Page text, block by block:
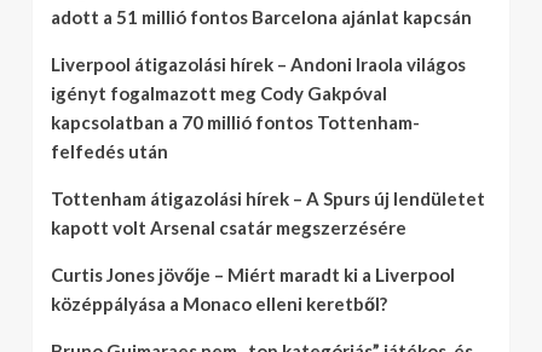
adott a 51 millió fontos Barcelona ajánlat kapcsán
Liverpool átigazolási hírek – Andoni Iraola világos
igényt fogalmazott meg Cody Gakpóval
kapcsolatban a 70 millió fontos Tottenham-
felfedés után
Tottenham átigazolási hírek – A Spurs új lendületet
kapott volt Arsenal csatár megszerzésére
Curtis Jones jövője – Miért maradt ki a Liverpool
középpályása a Monaco elleni keretből?